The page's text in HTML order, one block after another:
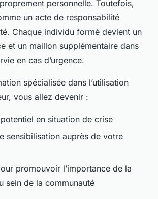
personnelle. Toutefois,
un acte de responsabilité
Chaque individu formé devient un
et un maillon supplémentaire dans
en cas d’urgence.
spécialisée dans l’utilisation
vous allez devenir :
en situation de crise
sensibilisation auprès de votre
promouvoir l’importance de la
sein de la communauté